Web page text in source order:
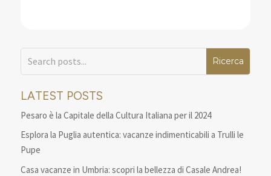
LATEST POSTS
Pesaro è la Capitale della Cultura Italiana per il 2024
Esplora la Puglia autentica: vacanze indimenticabili a Trulli le
Pupe
Casa vacanze in Umbria: scopri la bellezza di Casale Andrea!